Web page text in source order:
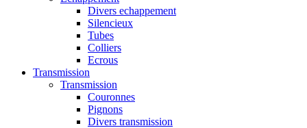
Divers echappement
Silencieux
Tubes
Colliers
Ecrous
Transmission
Transmission
Couronnes
Pignons
Divers transmission